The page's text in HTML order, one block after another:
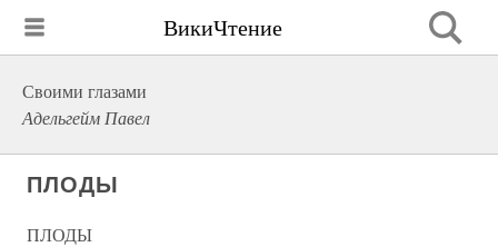
ВикиЧтение
Своими глазами
Адельгейм Павел
ПЛОДЫ
ПЛОДЫ